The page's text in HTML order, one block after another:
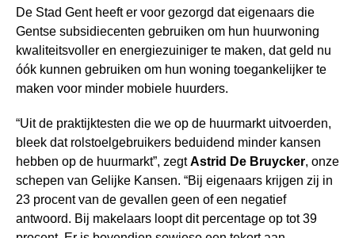
De Stad Gent heeft er voor gezorgd dat eigenaars die
Gentse subsidiecenten gebruiken om hun huurwoning
kwaliteitsvoller en energiezuiniger te maken, dat geld nu
óók kunnen gebruiken om hun woning toegankelijker te
maken voor minder mobiele huurders.
“Uit de praktijktesten die we op de huurmarkt uitvoerden,
bleek dat rolstoelgebruikers beduidend minder kansen
hebben op de huurmarkt”, zegtAstrid De Bruycker, onze
schepen van Gelijke Kansen. “Bij eigenaars krijgen zij in
23 procent van de gevallen geen of een negatief
antwoord. Bij makelaars loopt dit percentage op tot 39